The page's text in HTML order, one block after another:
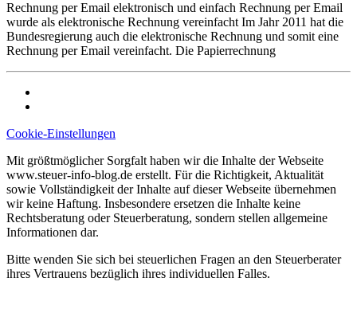
Rechnung per Email elektronisch und einfach Rechnung per Email
wurde als elektronische Rechnung vereinfacht Im Jahr 2011 hat die
Bundesregierung auch die elektronische Rechnung und somit eine
Rechnung per Email vereinfacht. Die Papierrechnung
Cookie-Einstellungen
Mit größtmöglicher Sorgfalt haben wir die Inhalte der Webseite
www.steuer-info-blog.de erstellt. Für die Richtigkeit, Aktualität
sowie Vollständigkeit der Inhalte auf dieser Webseite übernehmen
wir keine Haftung. Insbesondere ersetzen die Inhalte keine
Rechtsberatung oder Steuerberatung, sondern stellen allgemeine
Informationen dar.
Bitte wenden Sie sich bei steuerlichen Fragen an den Steuerberater
ihres Vertrauens bezüglich ihres individuellen Falles.